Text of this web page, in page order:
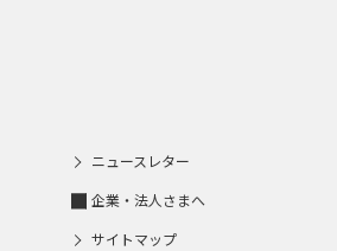
ニュースレター
企業・法人さまへ
サイトマップ